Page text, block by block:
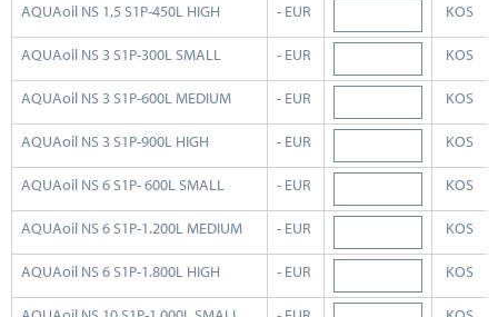
AQUAoil NS 1,5 S1P-450L HIGH - EUR KOS
AQUAoil NS 3 S1P-300L SMALL - EUR KOS
AQUAoil NS 3 S1P-600L MEDIUM - EUR KOS
AQUAoil NS 3 S1P-900L HIGH - EUR KOS
AQUAoil NS 6 S1P- 600L SMALL - EUR KOS
AQUAoil NS 6 S1P-1.200L MEDIUM - EUR KOS
AQUAoil NS 6 S1P-1.800L HIGH - EUR KOS